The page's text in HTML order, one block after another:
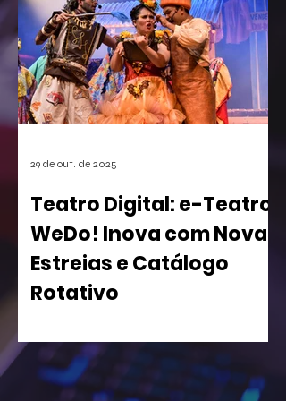
personagens secundários durante o
jogo, uma função super comum em
RPGs e jogos de ação. A medida, que
pode afetar o desenvolvimento de
centenas de futuros títulos, é vista
como um risco, especialmente para os
Teatro Digital: e-Teatro
WeDo! Inova com Novas
Estreias e Catálogo
Rotativo
sua Casa de Espetáculos Virtual com
Peças Inclusivas e Acesso Gratuito para
Iniciantes A WeDo! Entretenimento
29 de out. de 2025